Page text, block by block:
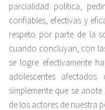
parcialidad política,
confiables, efectivas y
respeto por parte de la
cuando concluyan, con
se logre efectivamente
adolescentes
simplemente que se
de los actores de nuestra